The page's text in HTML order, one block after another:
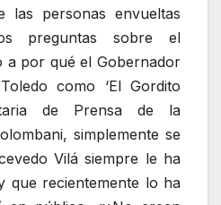
las personas envueltas
preguntas sobre el
a por qué el Gobernador
como ‘El Gordito
de Prensa de la
simplemente se
Vilá siempre le ha
que recientemente lo ha